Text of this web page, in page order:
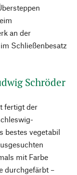
an der
Schließenbesatz
Schröder
fertigt der
bestes vegetabil
mit Farbe
durchgefärbt –